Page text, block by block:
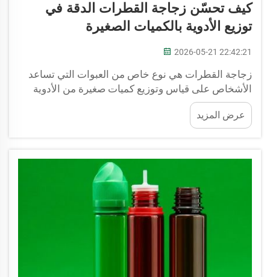
كيف تحسّن زجاجة القطرات الدقة في
توزيع الأدوية بالكميات الصغيرة
2026-05-21 22:42:21
زجاجة القطرات هي نوع خاص من العبوات التي تساعد
الأشخاص على قياس وتوزيع كميات صغيرة من الأدوية
الزجاجات لأنواع مختلفة من السوائل، وبخاصة السوائل
الصيدلانية. وهي مفيدة جدًّا في ...
عرض المزيد